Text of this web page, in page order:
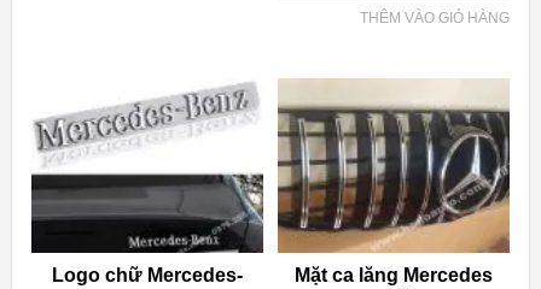
THÊM VÀO GIỎ HÀNG
Logo chữ Mercedes-
Mặt ca lăng Mercedes